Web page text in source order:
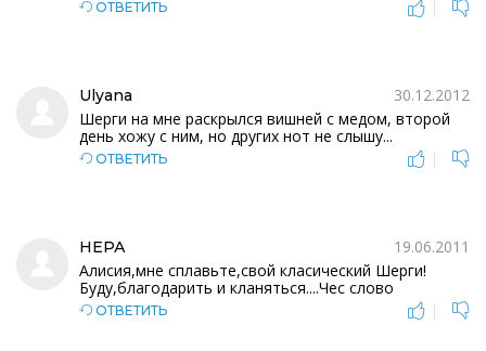
ОТВЕТИТЬ |
Ulyana
30.12.2012
Шерги на мне раскрылся вишней с медом, второй
день хожу с ним, но других нот не слышу...
ОТВЕТИТЬ |
НЕРА
19.06.2011
Алисия,мне сплавьте,свой класический Шерги!
Буду,благодарить и кланяться....Чес слово
ОТВЕТИТЬ |